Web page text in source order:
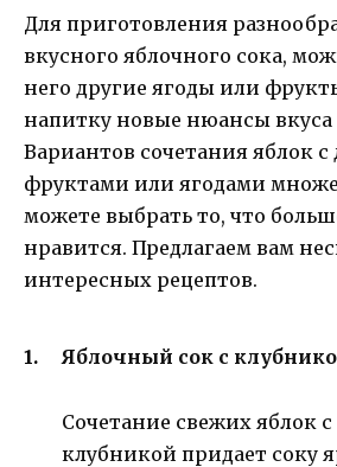
Для приготовления
вкусного яблочного сока,
него другие ягоды или
напитку новые нюансы вкуса
Вариантов сочетания яблок
фруктами или ягодами
можете выбрать то, что
нравится. Предлагаем вам
интересных рецептов.
Яблочный сок с
Сочетание свежих яблок
клубникой придает соку